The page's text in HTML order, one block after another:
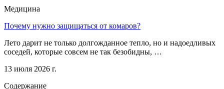
Медицина
Почему нужно защищаться от комаров?
Лето дарит не только долгожданное тепло, но и надоедливых
соседей, которые совсем не так безобидны, …
13 июля 2026 г.
Содержание